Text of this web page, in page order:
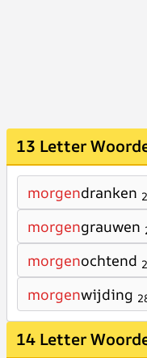
13 Letter
morgendranken
morgengrauwen
morgenochtend
morgenwijding
14 Letter